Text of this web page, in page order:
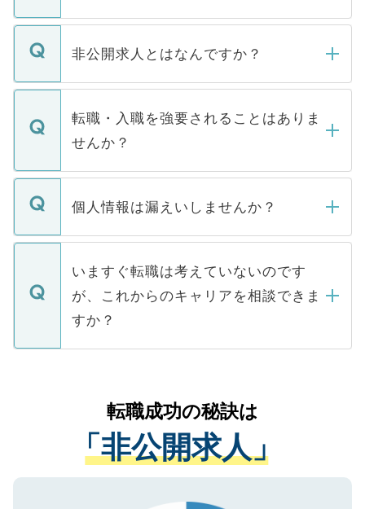
ご登録いただきましたら、弊社担当者がご
登録内容を確認し、その後メールもしくは
ます。通常、5営業日以内にはご連絡をせて
いただきますので、しばらくお待ちくださ
非公開求人とはなんですか？
マイナビDOCTORで取り扱っている求人の
うち約3割は、Webサイトからご覧いただ
けない「非公開求人」です。非公開求人は
下記の理由によって、一般には公開してい
ません。
■応募殺到を避けるため 人気のある医療機
関を公にしてしまうと、応募が殺到する場
に、医療機関が求める条件に合った人材の
みを人材紹介会社に依頼するケースが増え
ています。
転職・入職を強要されることはありま
せんか？
転職・入職を強要することは一切ありませ
ん。また、仮に応募先から内定をいただい
定を承諾する必要はありません。内定先へ
の辞退の連絡はキャリアパートナーが行い
個人情報は漏えいしませんか？
個人情報が漏えいすることはありませんの
で、ご安心ください。当サイトからの登録
などで収集したご登録者様の個人情報は、
ご本人のキャリアアップおよび転職活動の
支援を目的に使用いたします。お預かりし
ているすべての個人データはご本人の許可
は、個人情報の取り扱いについての厳密な
管理基準を満たした事業者のみに付与され
る、プライバシーマークを取得済みです。
いますぐ転職は考えていないのです
が、これからのキャリアを相談できま
すか？
かがいして、現在の医療機関の状況や紹介
経験をまじえながら、適切なアドバイスを
させていただきます。すぐにご転職をされ
ない方には、長期的なサポートが可能です
ので、まずはご登録ください。
転職成功の秘訣は
「非公開求人」